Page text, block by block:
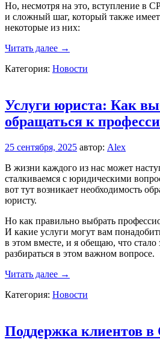
Но, несмотря на это, вступление в
и сложный шаг, который также
некоторые из них:
Читать далее Важные
которые
прежде
чем
вступать
СРО
→
Категория: Новости
Услуги юриста: Как
обращаться к
25 сентября, 2025 автор: Alex
В жизни каждого из нас может
сталкиваемся с юридическими
вот тут возникает необходимость
юристу.
Но как правильно выбрать
И какие услуги могут вам
в этом вместе, и я обещаю, что стало
разбираться в этом важном вопросе.
Читать далее Услуги
Как
когда
обращаться
→
Категория: Новости
Поддержка клиентов